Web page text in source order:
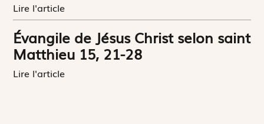
Lire l'article
Évangile de Jésus Christ selon saint
Matthieu 15, 21-28
Lire l'article